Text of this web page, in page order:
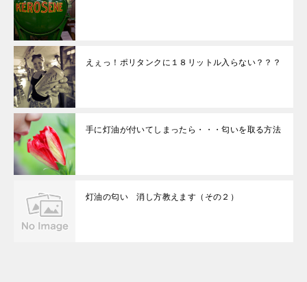
えぇっ！ポリタンクに１８リットル入らない？？？
手に灯油が付いてしまったら・・・匂いを取る方法
灯油の匂い 消し方教えます（その２）